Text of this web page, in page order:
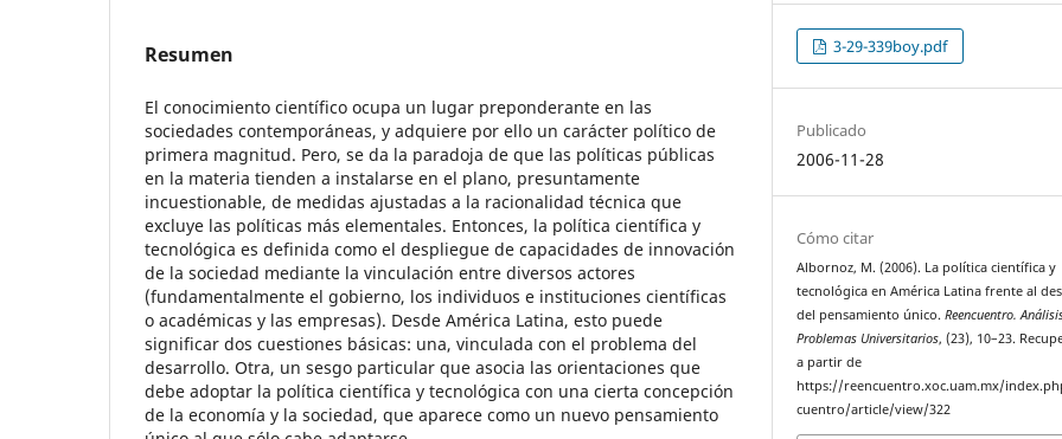
Resumen
El conocimiento científico ocupa un lugar preponderante en las
sociedades contemporáneas, y adquiere por ello un carácter político de
primera magnitud. Pero, se da la paradoja de que las políticas públicas
en la materia tienden a instalarse en el plano, presuntamente
incuestionable, de medidas ajustadas a la racionalidad técnica que
excluye las políticas más elementales. Entonces, la política científica y
tecnológica es definida como el despliegue de capacidades de innovación
de la sociedad mediante la vinculación entre diversos actores
(fundamentalmente el gobierno, los individuos e instituciones científicas
o académicas y las empresas). Desde América Latina, esto puede
significar dos cuestiones básicas: una, vinculada con el problema del
desarrollo. Otra, un sesgo particular que asocia las orientaciones que
debe adoptar la política científica y tecnológica con una cierta concepción
de la economía y la sociedad, que aparece como un nuevo pensamiento
3-29-339boy.pdf
Publicado
2006-11-28
Cómo citar
Albornoz, M. (2006). La política científica y
tecnológica en América Latina frente al
del pensamiento único.Reencuentro.
Problemas Universitarios, (23), 10–23.
a partir de
https://reencuentro.xoc.uam.mx/
cuentro/article/view/322